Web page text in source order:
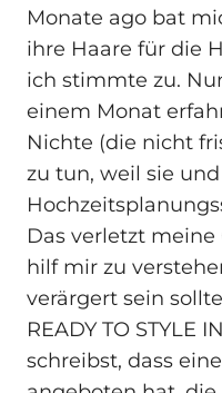
Monate ago bat
ihre Haare für die
ich stimmte zu.
einem Monat
Nichte (die nicht
zu tun, weil sie
Das verletzt meine
hilf mir zu
verärgert sein
READY TO STYLE
schreibst, dass